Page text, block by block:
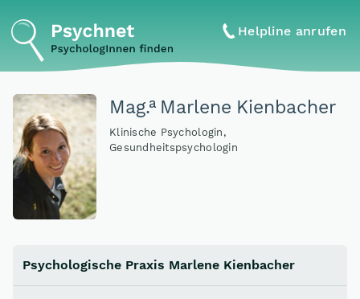
Helpline anrufen
Mag.aMarlene Kienbacher
Klinische Psychologin,
Gesundheitspsychologin
Psychologische Praxis Marlene Kienbacher